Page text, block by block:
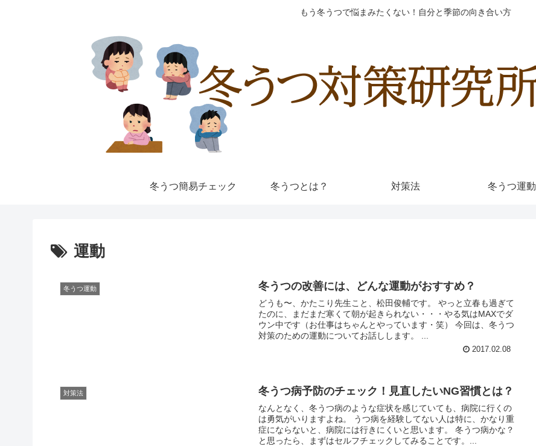
もう冬うつで悩まみたくない！自分と季節の向き合い方
冬うつ簡易チェック 冬うつとは？ 対策法 冬うつ運動
運動
冬うつ運動 冬うつの改善には、どんな運動がおすすめ？
どうも〜、かたこり先生こと、松田俊輔です。 やっと立春も過ぎて
たのに、まだまだ寒くて朝が起きられない・・・やる気はMAXでダ
ウン中です（お仕事はちゃんとやっています・笑） 今回は、冬うつ
対策のための運動についてお話しします。 ...
2017.02.08
対策法 冬うつ病予防のチェック！見直したいNG習慣とは？
なんとなく、冬うつ病のような症状を感じていても、病院に行くの
は勇気がいりますよね。 うつ病を経験してない人は特に、かなり重
症にならないと、病院には行きにくいと思います。 冬うつ病かな？
と思ったら、まずはセルフチェックしてみることです。...